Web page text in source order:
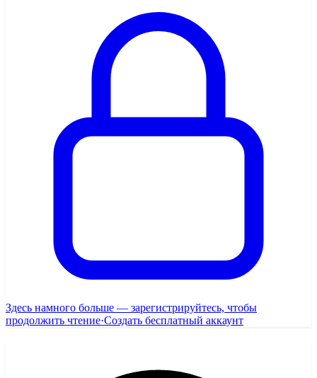
Здесь намного больше — зарегистрируйтесь, чтобы
продолжить чтение·Создать бесплатный аккаунт